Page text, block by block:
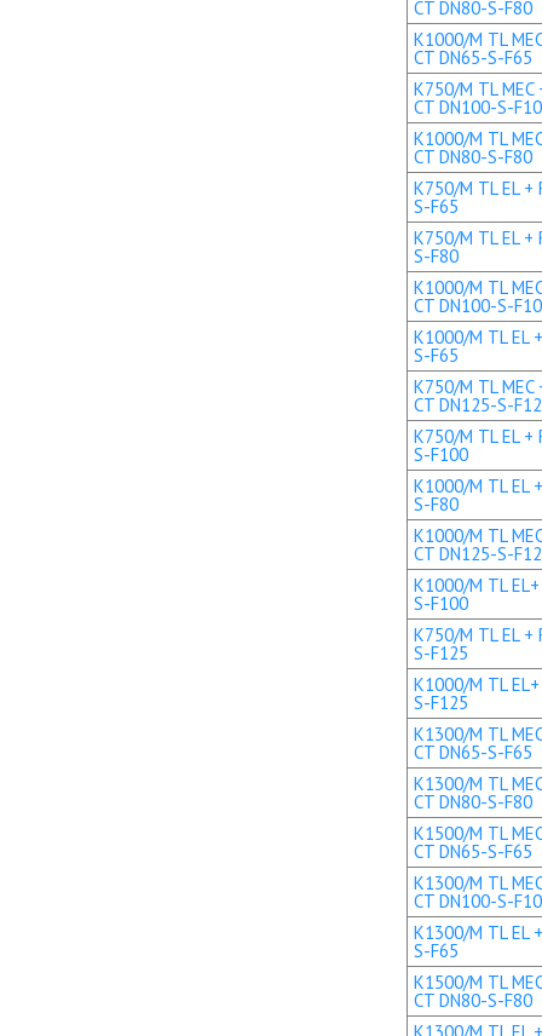
CT DN80-S-F80
K1000/M TL
CT DN65-S-F65
K750/M TL MEC
CT DN100-S-
K1000/M TL
CT DN80-S-F80
K750/M TL EL +
S-F65
K750/M TL EL +
S-F80
K1000/M TL
CT DN100-S-
K1000/M TL EL
S-F65
K750/M TL MEC
CT DN125-S-
K750/M TL EL +
S-F100
K1000/M TL EL
S-F80
K1000/M TL
CT DN125-S-
K1000/M TL
S-F100
K750/M TL EL +
S-F125
K1000/M TL
S-F125
K1300/M TL
CT DN65-S-F65
K1300/M TL
CT DN80-S-F80
K1500/M TL
CT DN65-S-F65
K1300/M TL
CT DN100-S-
K1300/M TL EL
S-F65
K1500/M TL
CT DN80-S-F80